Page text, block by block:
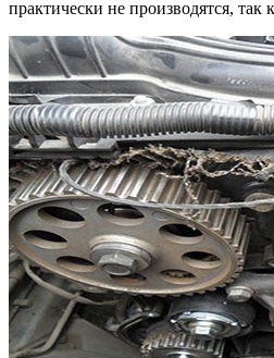
практически не производятся,